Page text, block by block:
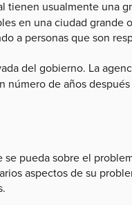
usualmente una
en una ciudad grande
a personas que son
del gobierno. La
de años
pueda sobre el
aspectos de su